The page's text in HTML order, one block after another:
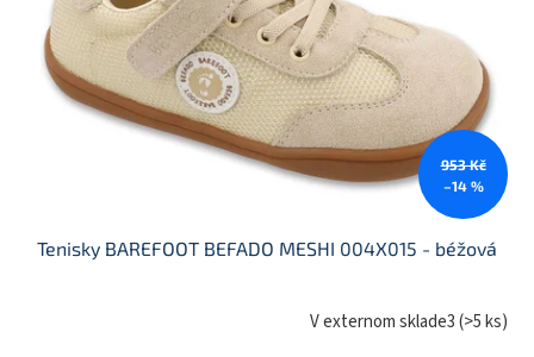
953 Kč
–14 %
Tenisky BAREFOOT BEFADO MESHI 004X015 - béžová
V externom sklade3(>5 ks)